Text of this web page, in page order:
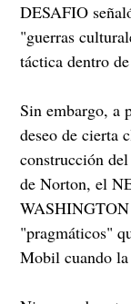
DESAFIO
"guerras
táctica dentro
Sin embargo, a
deseo de cierta
construcción
de Norton, el
WASHINGTON
"pragmáticos"
Mobil cuando